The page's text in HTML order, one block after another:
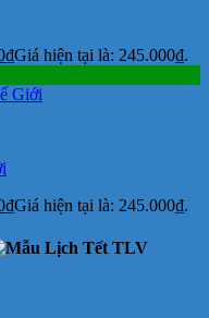
₫Giá hiện tại là: 245.000₫.
₫Giá hiện tại là: 245.000₫.